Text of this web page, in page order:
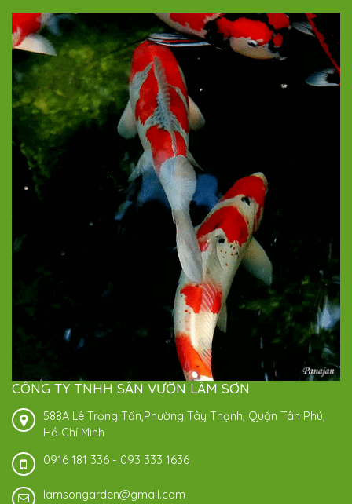
CÔNG TY TNHH SÂN VƯỜN LÂM SƠN
588A Lê Trọng Tấn,Phường Tây Thạnh, Quận Tân Phú,
Hồ Chí Minh
0916 181 336 - 093 333 1636
lamsongarden@gmail.com